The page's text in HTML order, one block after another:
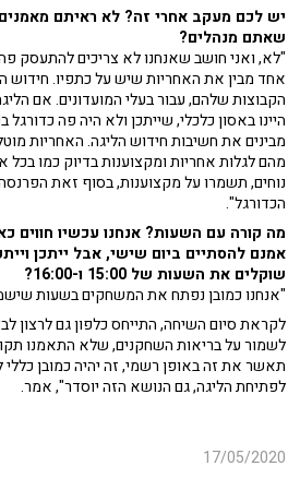
יש לכם מעקב אחרי זה? לא ראיתם
שאתם מנהלים?
"לא, ואני חושב שאנחנו לא צריכים להתעסק
אחד מבין את האחריות שיש על כתפיו. חידוש
הקבוצות שלהם, עבור בעלי המועדונים. אם
היינו באסון כלכלי, שייתכן ולא היה פה
מבינים את חשיבות חידוש הליגה. האחריות
מהם לגלות אחריות ומקצוענות בדיוק כמו בכל
נוחים, תשמרו על מקצוענות, בסוף זאת
הכדורגל".
מה קורה עם השעות? אנחנו עכשיו חווים
אמנם להסתיים ביום שישי, אבל ייתכן
שוקלים את השעות של 15:00 ו-16:00?
"אנחנו כמובן נפתח את המשחקים בשעות
לשמור על בריאות השחקנים, שלא התאמנו
תאשר את זה באופן רשמי, זה יהיה כמובן כללי
לפתיחת הליגה, גם הנושא הזה יוסדר", אמר.
17/05/2020